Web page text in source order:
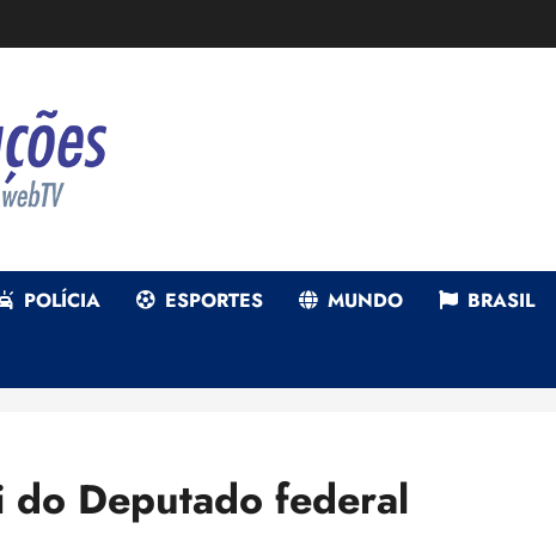
POLÍCIA ESPORTES MUNDO BRASIL
Deputado federal